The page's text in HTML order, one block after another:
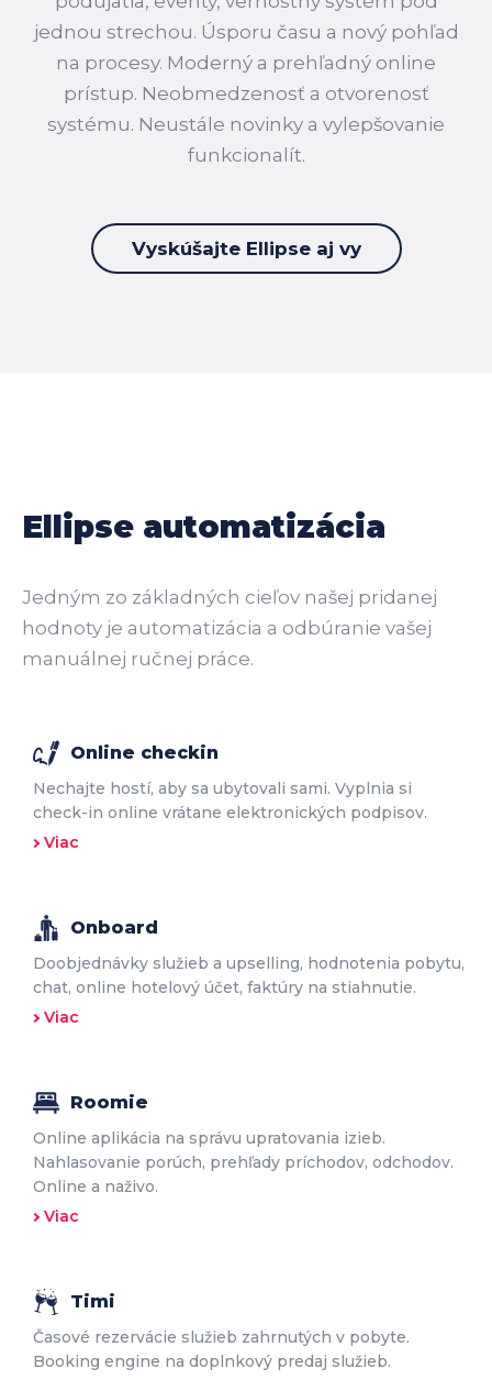
jednou strechou. Úsporu času a nový pohľad
na procesy. Moderný a prehľadný online
prístup. Neobmedzenosť a otvorenosť
systému. Neustále novinky a vylepšovanie
funkcionalít.
Vyskúšajte Ellipse aj vy
Ellipse automatizácia
Jedným zo základných cieľov našej pridanej
hodnoty je automatizácia a odbúranie vašej
manuálnej ručnej práce.
Online checkin
Nechajte hostí, aby sa ubytovali sami. Vyplnia si
check-in online vrátane elektronických podpisov.
Viac
Onboard
Doobjednávky služieb a upselling, hodnotenia pobytu,
chat, online hotelový účet, faktúry na stiahnutie.
Viac
Roomie
Online aplikácia na správu upratovania izieb.
Nahlasovanie porúch, prehľady príchodov, odchodov.
Online a naživo.
Viac
Timi
Časové rezervácie služieb zahrnutých v pobyte.
Booking engine na doplnkový predaj služieb.